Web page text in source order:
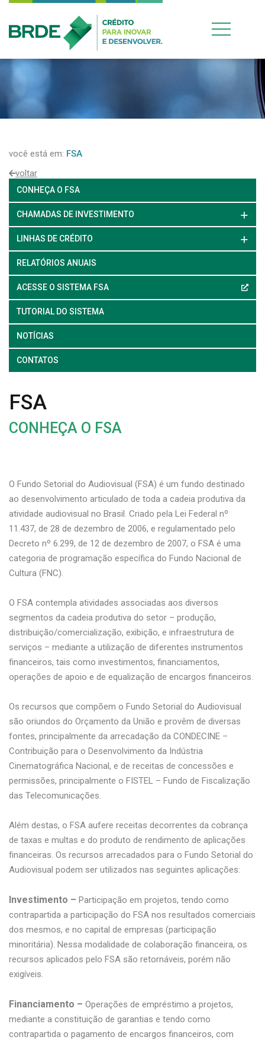
você está em: FSA
voltar
CONHEÇA O FSA
CHAMADAS DE INVESTIMENTO
LINHAS DE CRÉDITO
RELATÓRIOS ANUAIS
ACESSE O SISTEMA FSA
TUTORIAL DO SISTEMA
NOTÍCIAS
CONTATOS
FSA
CONHEÇA O FSA
O Fundo Setorial do Audiovisual (FSA) é um fundo destinado
ao desenvolvimento articulado de toda a cadeia produtiva da
atividade audiovisual no Brasil. Criado pela Lei Federal nº
11.437, de 28 de dezembro de 2006, e regulamentado pelo
Decreto nº 6.299, de 12 de dezembro de 2007, o FSA é uma
categoria de programação específica do Fundo Nacional de
Cultura (FNC).
O FSA contempla atividades associadas aos diversos
segmentos da cadeia produtiva do setor – produção,
distribuição/comercialização, exibição, e infraestrutura de
serviços – mediante a utilização de diferentes instrumentos
financeiros, tais como investimentos, financiamentos,
operações de apoio e de equalização de encargos financeiros.
Os recursos que compõem o Fundo Setorial do Audiovisual
são oriundos do Orçamento da União e provêm de diversas
fontes, principalmente da arrecadação da CONDECINE –
Contribuição para o Desenvolvimento da Indústria
Cinematográfica Nacional, e de receitas de concessões e
permissões, principalmente o FISTEL – Fundo de Fiscalização
das Telecomunicações.
Além destas, o FSA aufere receitas decorrentes da cobrança
de taxas e multas e do produto de rendimento de aplicações
financeiras. Os recursos arrecadados para o Fundo Setorial do
Audiovisual podem ser utilizados nas seguintes aplicações:
Investimento – Participação em projetos, tendo como
contrapartida a participação do FSA nos resultados comerciais
dos mesmos, e no capital de empresas (participação
minoritária). Nessa modalidade de colaboração financeira, os
recursos aplicados pelo FSA são retornáveis, porém não
exigíveis.
Financiamento – Operações de empréstimo a projetos,
mediante a constituição de garantias e tendo como
contrapartida o pagamento de encargos financeiros, com